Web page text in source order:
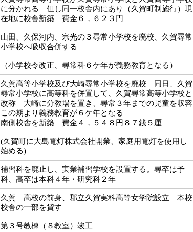
に分かれる 但し同一校舎内にあり（久賀町制施行）現
在地に校舎新築 費金６，６２３円
山田、久保河内、宗光の３尋常小学校を廃校、久賀尋常
小学校へ吸収合併する
（小学校令改正、尋常科６ケ年が義務教育となる）
久賀高等小学校及び大崎尋常小学校を廃校 同日、久賀
尋常小学校に高等科を併置して、久賀尋常高等小学校と
改称 大崎に分教場を置き、尋常３年までの児童を収容
この期より義務教育が６ケ年となる
南側校舎を新築 費金４，５４８円８７銭５厘
(久賀町に大島電灯株式会社開業、家庭用電灯を使用し
始める)
補習科を廃止し、実業補習学校を設置する。尋卒は予
科、高卒は本科４年・研究科２年
久賀 高校の前身、郡立久賀実科高等女学院設立 本校
校舎の一部を貸す
第３号教棟（８教室）竣工